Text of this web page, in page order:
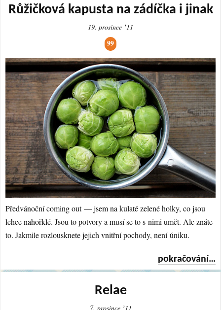
Růžičková kapusta na zádíčka i jinak
19. prosince ʼ11
99
Předvánoční coming out — jsem na kulaté zelené holky, co jsou
lehce nahořklé. Jsou to potvory a musí se to s nimi umět. Ale znáte
to. Jakmile rozlousknete jejich vnitřní pochody, není úniku.
pokračování…
Relae
7. prosince ʼ11